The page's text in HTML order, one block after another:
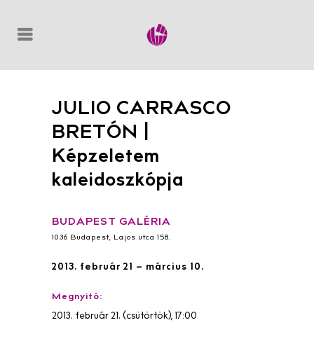
JULIO CARRASCO
BRETÓN |
Képzeletem
kaleidoszkópja
BUDAPEST GALÉRIA
1036 Budapest, Lajos utca 158.
2013. február 21 – március 10.
Megnyitó:
2013. február 21. (csütörtök), 17:00